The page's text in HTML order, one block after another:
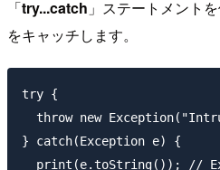
「try...catch 」ステートメント
をキャッチします。
try {
throw new
} catch(Exception e) {
print(e.toString()); //